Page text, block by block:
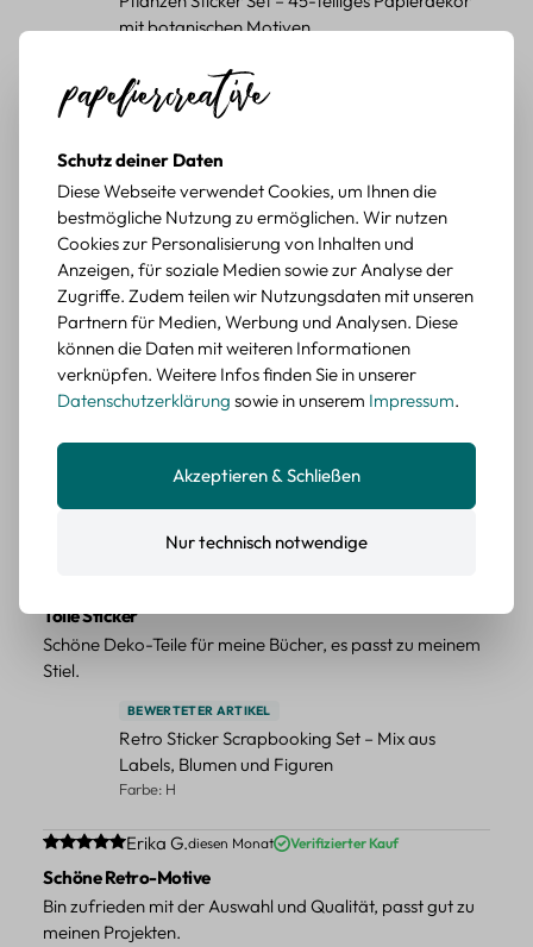
mit botanischen Motiven
Durchschnittliche Bewertung von 5 von 5 Sternen
Erika G. diesen Monat
Schöne Motive
würde sie wieder kaufen.
BEWERTETER ARTIKEL
Retro Briefmarken Sticker Set – 45 Papier-
Sticker mit Wald- und Tiermotiven
Durchschnittliche Bewertung von 5 von 5 Sternen
Erika G.diesen Monat Verifizierter Kauf
Schöne Motive
Die Sticker passen gut zu meinen Büchern, würde sie
wieder kaufen.
Retro Blumen Sticker Set – 45 Stück mit 15
Tolle Sticker
Schöne Deko-Teile für meine Bücher, es passt zu meinem
Stiel.
BEWERTETER ARTIKEL
Retro Sticker Scrapbooking Set – Mix aus
Labels, Blumen und Figuren
Farbe: H
Durchschnittliche Bewertung von 5 von 5 Sternen
Erika G.diesen Monat Verifizierter Kauf
Schöne Retro-Motive
Bin zufrieden mit der Auswahl und Qualität, passt gut zu
meinen Projekten.
Schutz deiner Daten
Diese Webseite verwendet Cookies, um Ihnen die
bestmögliche Nutzung zu ermöglichen. Wir nutzen
Cookies zur Personalisierung von Inhalten und
Anzeigen, für soziale Medien sowie zur Analyse der
Zugriffe. Zudem teilen wir Nutzungsdaten mit unseren
Partnern für Medien, Werbung und Analysen. Diese
können die Daten mit weiteren Informationen
verknüpfen. Weitere Infos finden Sie in unserer
Datenschutzerklärung sowie in unserem Impressum.
Nur technisch notwendige
Akzeptieren & Schließen